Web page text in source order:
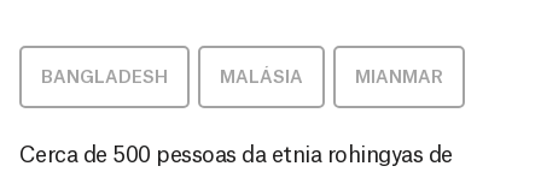
BANGLADESH MALÁSIA MIANMAR
Cerca de 500 pessoas da etnia rohingyas de